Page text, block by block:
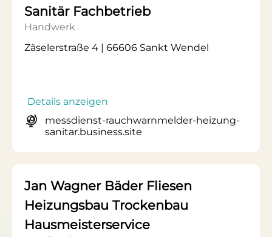
Sanitär Fachbetrieb
Handwerk
Zäselerstraße 4 | 66606 Sankt Wendel
Details anzeigen
messdienst-rauchwarnmelder-heizung-
sanitar.business.site
Jan Wagner Bäder Fliesen
Heizungsbau Trockenbau
Hausmeisterservice